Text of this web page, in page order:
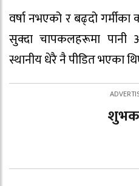
वर्षा नभएको र बढ्दो
सुक्दा चापकलहरूमा
स्थानीय धेरै नै पीडित भएका